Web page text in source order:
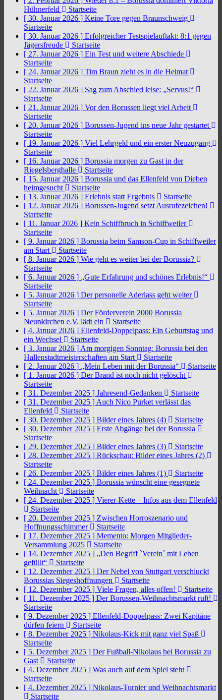
Hühnerfeld
Startseite
[ 30. Januar 2026 ] Keine Tore gegen Braunschweig
Startseite
[ 30. Januar 2026 ] Erfolgreicher Testspielauftakt: 8:1 gegen
Jägersfreude
Startseite
[ 27. Januar 2026 ] Ein Test und weitere Abschiede
Startseite
[ 24. Januar 2026 ] Tim Braun zieht es in die Heimat
Startseite
[ 22. Januar 2026 ] Sag zum Abschied leise: „Servus!“
Startseite
[ 21. Januar 2026 ] Vor den Borussen liegt viel Arbeit
Startseite
[ 20. Januar 2026 ] Borussen-Jugend ins neue Jahr gestartet
Startseite
[ 19. Januar 2026 ] Viel Lehrgeld und ein erster Neuzugang
Startseite
[ 16. Januar 2026 ] Borussia morgen zu Gast in der
Riegelsberghalle
Startseite
[ 15. Januar 2026 ] Borussia und das Ellenfeld von Dieben
heimgesucht
Startseite
[ 13. Januar 2026 ] Erlebnis statt Ergebnis
Startseite
[ 12. Januar 2026 ] Borussen-Jugend setzt Ausrufezeichen!
Startseite
[ 11. Januar 2026 ] Kein Schiffbruch in Schiffweiler
Startseite
[ 9. Januar 2026 ] Borussia beim Samson-Cup in Schiffweiler
am Start
Startseite
[ 8. Januar 2026 ] Wie geht es weiter bei der Borussia?
Startseite
[ 6. Januar 2026 ] „Gute Erfahrung und schönes Erlebnis!“
Startseite
[ 5. Januar 2026 ] Der personelle Aderlass geht weiter
Startseite
[ 5. Januar 2026 ] Der Förderverein 2000 Borussia
Neunkirchen e.V. lädt ein
Startseite
[ 4. Januar 2026 ] Ellenfeld-Doppelpass: Ein Geburtstag und
ein Wechsel
Startseite
[ 3. Januar 2026 ] Am morgigen Sonntag: Borussia bei den
Hallenstadtmeisterschaften am Start
Startseite
[ 2. Januar 2026 ] „Mein Leben mit der Borussia“
Startseite
[ 1. Januar 2026 ] Der Brand ist noch nicht gelöscht
Startseite
[ 31. Dezember 2025 ] Jahresend-Gedanken
Startseite
[ 31. Dezember 2025 ] Auch Nico Purket verlässt das
Ellenfeld
Startseite
[ 30. Dezember 2025 ] Bilder eines Jahres (4)
Startseite
[ 30. Dezember 2025 ] Erste Abgänge bei der Borussia
Startseite
[ 29. Dezember 2025 ] Bilder eines Jahres (3)
Startseite
[ 28. Dezember 2025 ] Rückschau: Bilder eines Jahres (2)
Startseite
[ 26. Dezember 2025 ] Bilder eines Jahres (1)
Startseite
[ 24. Dezember 2025 ] Borussia wünscht eine gesegnete
Weihnacht
Startseite
[ 24. Dezember 2025 ] Vierer-Kette – Infos aus dem Ellenfeld
Startseite
[ 20. Dezember 2025 ] Zwischen Horroszenario und
Hoffnungsschimmer
Startseite
[ 17. Dezember 2025 ] Memento: Morgen Mitglieder-
Versammlung 2025
Startseite
[ 14. Dezember 2025 ] „Den Begriff `Verein´ mit Leben
gefüllt“
Startseite
[ 12. Dezember 2025 ] Der Nebel von Stuttgart verschluckt
Borussias Siegeshoffnungen
Startseite
[ 12. Dezember 2025 ] Viele Fragen, alles offen!
Startseite
[ 11. Dezember 2025 ] Der Borussen-Weihnachtsmarkt ruft!
Startseite
[ 9. Dezember 2025 ] Ellenfeld-Doppelpass: Zwei Kapitäne
dürfen feiern
Startseite
[ 8. Dezember 2025 ] Nikolaus-Kick mit ganz viel Spaß
Startseite
[ 5. Dezember 2025 ] Der Fußball-Nikolaus bei Borussia zu
Gast
Startseite
[ 4. Dezember 2025 ] Was auch auf dem Spiel steht
Startseite
[ 4. Dezember 2025 ] Nikolaus-Turnier und Weihnachtsmarkt
Startseite